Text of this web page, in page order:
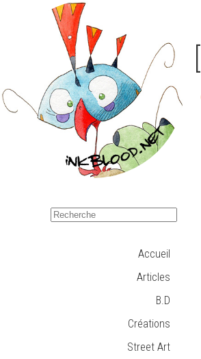
Accueil
Articles
B.D
Créations
Street Art